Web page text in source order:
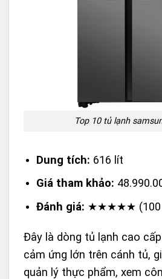
Top 10 tủ lạnh
Dung tích: 616 lít
Giá tham khảo:
Đánh giá: ★★★★★ (100
Đây là dòng tủ lạnh cao
cảm ứng lớn trên cánh tủ,
quản lý thực phẩm, xem